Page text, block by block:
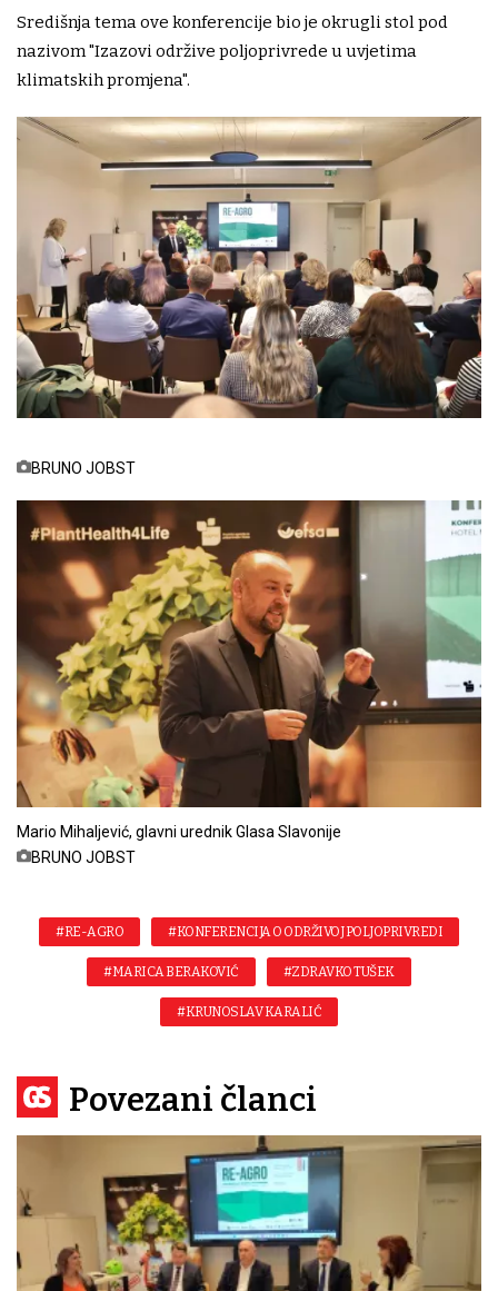
Središnja tema ove konferencije bio je okrugli stol pod
nazivom "Izazovi održive poljoprivrede u uvjetima
klimatskih promjena".
BRUNO JOBST
Mario Mihaljević, glavni urednik Glasa Slavonije
BRUNO JOBST
#RE-AGRO #KONFERENCIJA O ODRŽIVOJ POLJOPRIVREDI
#MARICA BERAKOVIĆ #ZDRAVKO TUŠEK
#KRUNOSLAV KARALIĆ
Povezani članci